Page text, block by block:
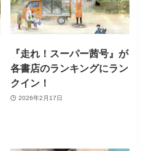
『走れ！スーパー茜号』が
各書店のランキングにラン
クイン！
2026年2月17日